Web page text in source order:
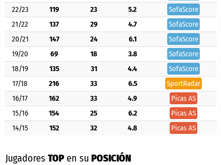
22/23
119 23 5.2
SofaScore
21/22
137 29 4.7
SofaScore
20/21
147 24 6.1
SofaScore
19/20
69 18 3.8
SofaScore
18/19
135 31 4.4
SofaScore
17/18
216 33 6.5
SportRadar
16/17
162 33 4.9
Picas AS
15/16
154 25 6.2
Picas AS
14/15
152 32 4.8 Picas AS
Jugadores TOP en su POSICIÓN